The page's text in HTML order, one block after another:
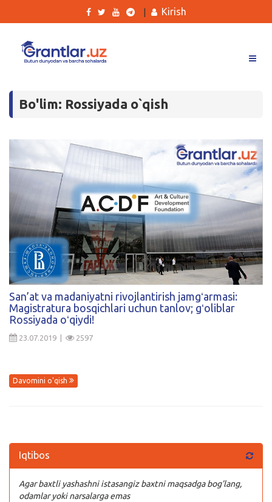
Tanlovlar
Kurslar
Qidirish
Kirish
Kirish
Bo'lim: Rossiyada o`qish
San’at va madaniyatni rivojlantirish jamgʻarmasi:
Magistratura bosqichlari uchun tanlov; gʻoliblar
Rossiyada oʻqiydi!
23.07.2019 | 2597
Davomini o'qish
Iqtibos
Agar baxtli yashashni istasangiz baxtni maqsadga bog’lang,
odamlar yoki narsalarga emas